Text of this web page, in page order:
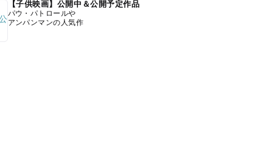
【子供映画】公開中＆公開予定作品
パウ・パトロールや
アンパンマンの人気作